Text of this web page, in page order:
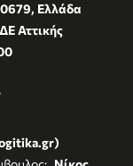
Ελλάδα
Αττικής